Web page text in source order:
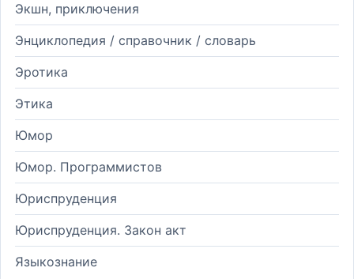
Экшн, приключения
Энциклопедия / справочник / словарь
Эротика
Этика
Юмор
Юмор. Программистов
Юриспруденция
Юриспруденция. Закон акт
Языкознание